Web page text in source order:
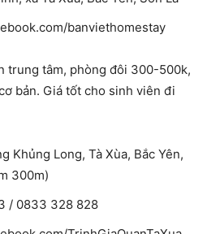
banviethomestay
trung tâm, phòng đôi 300-500k,
bản. Giá tốt cho sinh viên đi
Khủng Long, Tà Xùa, Bắc Yên,
300m)
/ 0833 328 828